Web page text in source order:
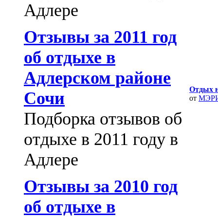
Адлере
Отзывы за 2011 год
об отдыхе в
Адлерском районе
Сочи
Подборка отзывов об
отдыхе в 2011 году в
Адлере
Отдых
от
Отзывы за 2010 год
об отдыхе в